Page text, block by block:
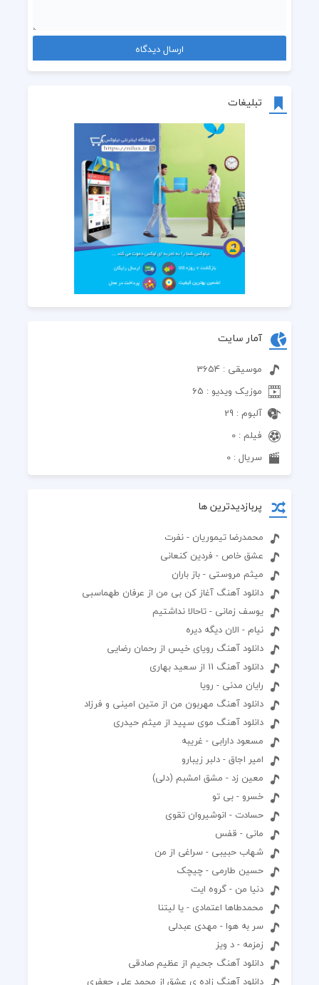
تبلیغات
آمار سایت
موسیقی : 3654
موزیک ویدیو : 65
آلبوم : 29
فیلم : 0
سریال : 0
پربازدیدترین ها
محمدرضا تیموریان - نفرت
عشق خاص - فردین کنعانی
میثم مروستی - باز باران
دانلود آهنگ آغاز کن بی من از عرفان طهماسبی
یوسف زمانی - تاحالا نداشتیم
نیام - الان دیگه دیره
دانلود آهنگ رویای خیس از رحمان رضایی
دانلود آهنگ 11 از سعید بهاری
رایان مدنی - رویا
دانلود آهنگ مهربون من از متین امینی و فرزاد
دانلود آهنگ موی سپید از میثم حیدری
مسعود دارابى - غریبه
امیر اجاق - دلبر زیبارو
معین زد - مشق امشبم (دلی)
خسرو - بی تو
حسادت - انوشیروان تقوی
مانی - قفس
شهاب حبیبی - سراغی از من
حسین طارمی - چیچک
دنیا من - گروه ایت
محمدطاها اعتمادی - یا لیتنا
سر به هوا - مهدی عبدلی
زمزمه - د ویز
دانلود آهنگ جحیم از عظیم صادقی
دانلود آهنگ زاده ی عشق از محمد علی جعفری